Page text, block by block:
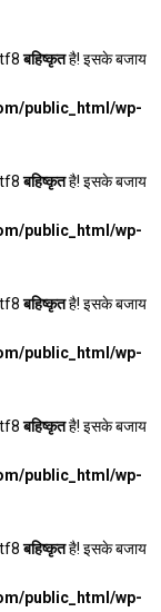
बहिष्कृतहै! इसके बजाय
public_html/wp-
बहिष्कृतहै! इसके बजाय
public_html/wp-
बहिष्कृतहै! इसके बजाय
public_html/wp-
बहिष्कृतहै! इसके बजाय
public_html/wp-
बहिष्कृतहै! इसके बजाय
public_html/wp-